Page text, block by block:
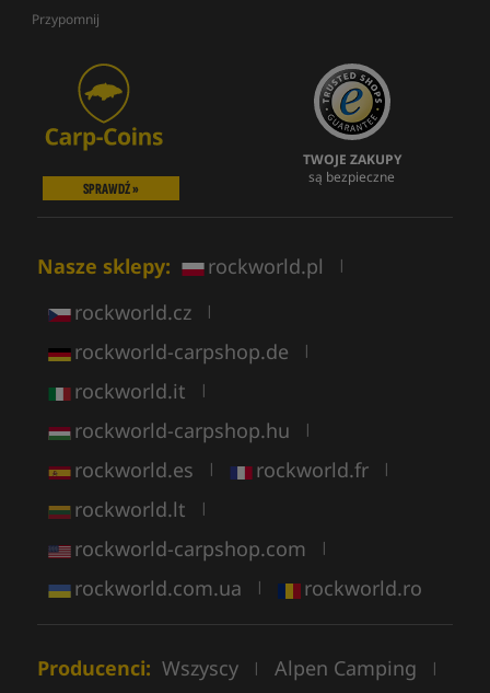
Przypomnij
SPRAWDŹ »
TWOJE ZAKUPY
są bezpieczne
Nasze sklepy: rockworld.pl |
rockworld.cz |
rockworld-carpshop.de |
rockworld.it |
rockworld-carpshop.hu |
rockworld.es | rockworld.fr |
rockworld.lt |
rockworld-carpshop.com |
rockworld.com.ua | rockworld.ro
Producenci: Wszyscy | Alpen Camping |